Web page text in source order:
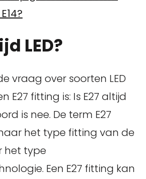
LED?
vraag over soorten LED
E27 fitting is: Is E27 altijd
is nee. De term E27
het type fitting van de
het type
Een E27 fitting kan